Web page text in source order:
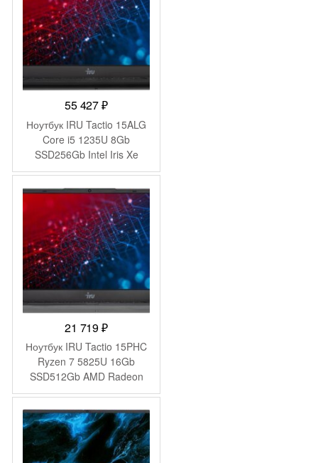
55 427₽
Ноутбук IRU Tactio 15ALG
Core i5 1235U 8Gb
SSD256Gb Intel Iris Xe
graphics 15.6″ IPS FHD
BT Cam (2044618)
21 719₽
Ноутбук IRU Tactio 15PHC
Ryzen 7 5825U 16Gb
SSD512Gb AMD Radeon
Graphics 15.6″ IPS FHD
(1920×1080) Windows 11
Pro Multi Language black
WiFi BT Cam 4350mAh
(2046017)